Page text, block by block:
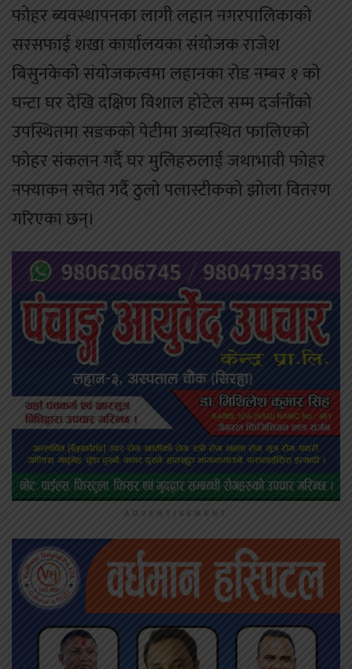
फोहर ब्यवस्थापनका लागी लहान नगरपालिकाको
सरसफाई शखा कार्यालयका संयोजक राजेश
बिसुनकेको संयोजकत्वमा लहानका रोड नम्बर १ को
घन्टा घर देखि दक्षिण विशाल होटेल सम्म दर्जनौंको
उपस्थितमा सडकको पेटीमा अब्यस्थित फालिएको
फोहर संकलन गर्दै घर मुलिहरुलाई जथाभावी फोहर
नफ्याकन सचेत गर्दै ठुलो पलास्टीकको झोला वितरण
गरिएका छन्।
ADVERTISEMENT